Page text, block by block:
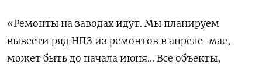
«Ремонты на заводах идут. Мы планируем
вывести ряд НПЗ из ремонтов в апреле-мае,
может быть до начала июня... Все объекты,